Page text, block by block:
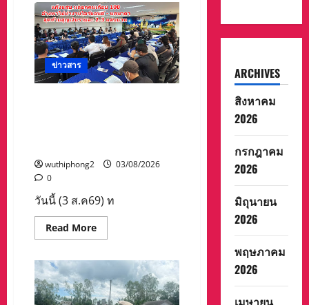
แข้ง
ดัง
ทีม
ชาติ
ยุค
บุกเบิก
“วัด
สุ
ทธิฯ”
ถิ่น
ข่าวสาร
wuthiphong2
03/08/2026
0
วันนี้ (3 ส.ค69) ท
Read MoreRead
more
มงกุฎ
แสบ
หลอก
ARCHIVES
สิงหาคม
2026
กรกฎาคม
2026
มิถุนายน
2026
พฤษภาคม
2026
เมษายน